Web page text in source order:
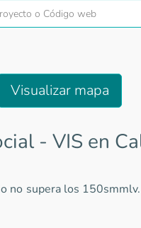
Visualizar mapa
- VIS en
no supera los